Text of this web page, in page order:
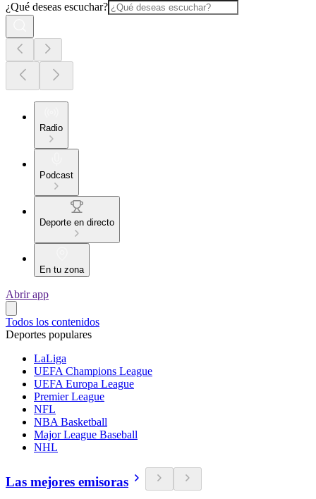
¿Qué deseas escuchar?
Radio
Podcast
Deporte en directo
En tu zona
Abrir app
Todos los contenidos
Deportes populares
LaLiga
UEFA Champions League
UEFA Europa League
Premier League
NFL
NBA Basketball
Major League Baseball
NHL
Las mejores emisoras